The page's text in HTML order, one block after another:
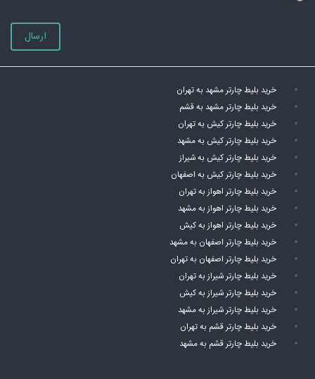
ارسال
خرید بلیط چارتر مشهد به تهران
خرید بلیط چارتر مشهد به قشم
خرید بلیط چارتر کیش به تهران
خرید بلیط چارتر کیش به مشهد
خرید بلیط چارتر کیش به شیراز
خرید بلیط چارتر کیش به اصفهان
خرید بلیط چارتر اهواز به تهران
خرید بلیط چارتر اهواز به مشهد
خرید بلیط چارتر اهواز به کیش
خرید بلیط چارتر اصفهان به مشهد
خرید بلیط چارتر اصفهان به تهران
خرید بلیط چارتر شیراز به تهران
خرید بلیط چارتر شیراز به کیش
خرید بلیط چارتر شیراز به مشهد
خرید بلیط چارتر قشم به تهران
خرید بلیط چارتر قشم به مشهد